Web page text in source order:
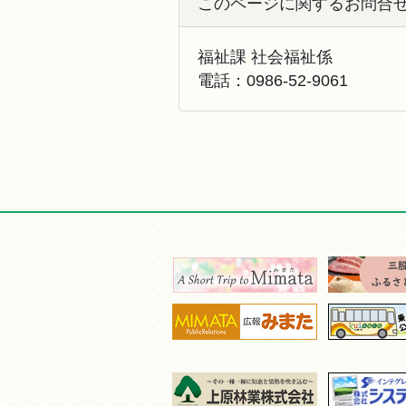
このページに関するお問合
福祉課 社会福祉係
電話： 0986-52-9061